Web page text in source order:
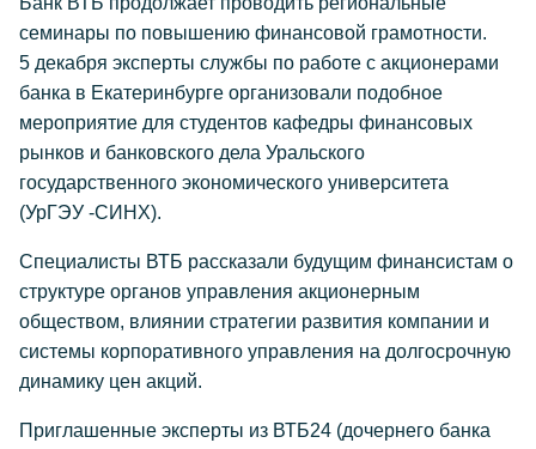
семинары по повышению финансовой грамотности.
5 декабря эксперты службы по работе с акционерами
банка в Екатеринбурге организовали подобное
мероприятие для студентов кафедры финансовых
рынков и банковского дела Уральского
государственного экономического университета
(УрГЭУ -СИНХ).
Специалисты ВТБ рассказали будущим финансистам о
структуре органов управления акционерным
обществом, влиянии стратегии развития компании и
системы корпоративного управления на долгосрочную
динамику цен акций.
Приглашенные эксперты из ВТБ24 (дочернего банка